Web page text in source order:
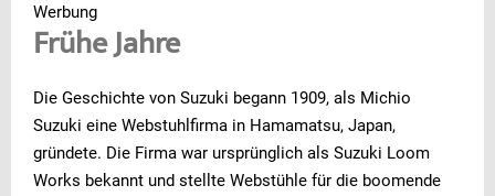
Werbung
Frühe Jahre
Die Geschichte von Suzuki begann 1909, als Michio
Suzuki eine Webstuhlfirma in Hamamatsu, Japan,
gründete. Die Firma war ursprünglich als Suzuki Loom
Works bekannt und stellte Webstühle für die boomende